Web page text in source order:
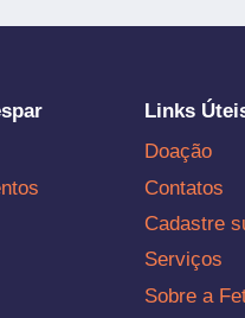
Links
Doação
Contatos
Cadastre
Serviços
Sobre a